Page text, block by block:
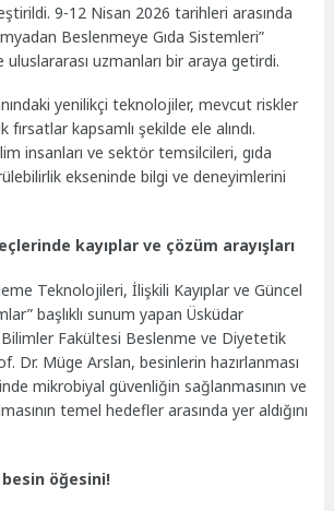
9-12 Nisan 2026 tarihleri arasında
Beslenmeye Gıda Sistemleri”
uluslararası uzmanları bir araya getirdi.
yenilikçi teknolojiler, mevcut riskler
kapsamlı şekilde ele alındı.
insanları ve sektör temsilcileri, gıda
ekseninde bilgi ve deneyimlerini
kayıplar ve çözüm arayışları
Teknolojileri, İlişkili Kayıplar ve Güncel
başlıklı sunum yapan Üsküdar
Bilimler Fakültesi Beslenme ve Diyetetik
Dr. Müge Arslan, besinlerin hazırlanması
mikrobiyal güvenliğin sağlanmasının ve
temel hedefler arasında yer aldığını
öğesini!